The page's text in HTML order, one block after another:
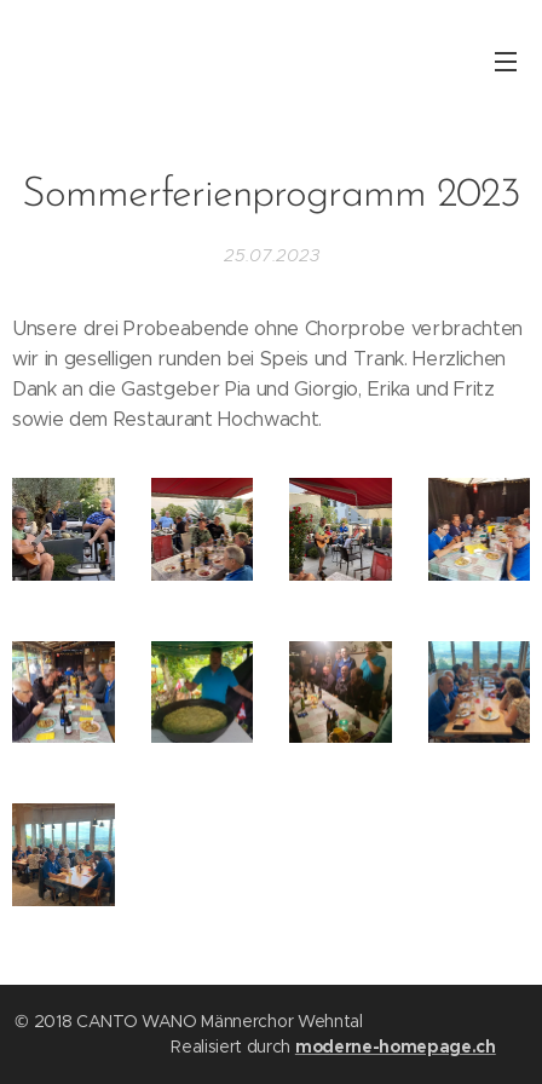
Sommerferienprogramm 2023
25.07.2023
Unsere drei Probeabende ohne Chorprobe verbrachten
wir in geselligen runden bei Speis und Trank. Herzlichen
Dank an die Gastgeber Pia und Giorgio, Erika und Fritz
sowie dem Restaurant Hochwacht.
© 2018 CANTO WANO Männerchor Wehntal
Realisiert durch moderne-homepage.ch